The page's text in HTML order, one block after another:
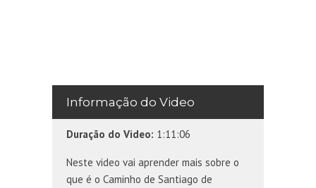
Informação do Video
Duração do Video: 1:11:06
Neste video vai aprender mais sobre o
que é o Caminho de Santiago de